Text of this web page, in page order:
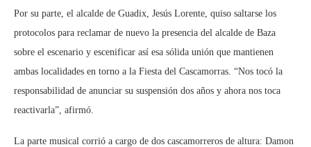
Por su parte, el alcalde de Guadix, Jesús Lorente, quiso saltarse los
protocolos para reclamar de nuevo la presencia del alcalde de Baza
sobre el escenario y escenificar así esa sólida unión que mantienen
ambas localidades en torno a la Fiesta del Cascamorras. “Nos tocó la
responsabilidad de anunciar su suspensión dos años y ahora nos toca
reactivarla”, afirmó.
La parte musical corrió a cargo de dos cascamorreros de altura: Damon